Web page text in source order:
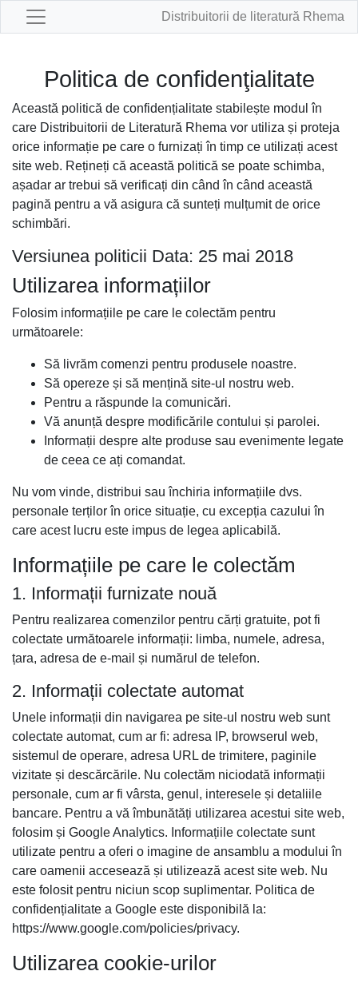
Distribuitorii de literatură Rhema
Politica de confidenţialitate
Această politică de confidențialitate stabilește modul în
care Distribuitorii de Literatură Rhema vor utiliza și proteja
orice informație pe care o furnizați în timp ce utilizați acest
site web. Rețineți că această politică se poate schimba,
așadar ar trebui să verificați din când în când această
pagină pentru a vă asigura că sunteți mulțumit de orice
schimbări.
Versiunea politicii Data: 25 mai 2018
Utilizarea informațiilor
Folosim informațiile pe care le colectăm pentru
următoarele:
Să livrăm comenzi pentru produsele noastre.
Să opereze și să mențină site-ul nostru web.
Pentru a răspunde la comunicări.
Vă anunță despre modificările contului și parolei.
Informații despre alte produse sau evenimente legate
de ceea ce ați comandat.
Nu vom vinde, distribui sau închiria informațiile dvs.
personale terților în orice situație, cu excepția cazului în
care acest lucru este impus de legea aplicabilă.
Informațiile pe care le colectăm
1. Informații furnizate nouă
Pentru realizarea comenzilor pentru cărți gratuite, pot fi
colectate următoarele informații: limba, numele, adresa,
țara, adresa de e-mail și numărul de telefon.
2. Informații colectate automat
Unele informații din navigarea pe site-ul nostru web sunt
colectate automat, cum ar fi: adresa IP, browserul web,
sistemul de operare, adresa URL de trimitere, paginile
vizitate și descărcările. Nu colectăm niciodată informații
personale, cum ar fi vârsta, genul, interesele și detaliile
bancare. Pentru a vă îmbunătăți utilizarea acestui site web,
folosim și Google Analytics. Informațiile colectate sunt
utilizate pentru a oferi o imagine de ansamblu a modului în
care oamenii accesează și utilizează acest site web. Nu
este folosit pentru niciun scop suplimentar. Politica de
confidențialitate a Google este disponibilă la:
https://www.google.com/policies/privacy.
Utilizarea cookie-urilor